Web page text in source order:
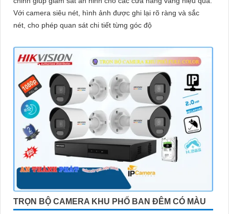
Với camera siêu nét, hình ảnh được ghi lại rõ ràng và sắc
nét, cho phép quan sát chi tiết từng góc độ
TRỌN BỘ CAMERA KHU PHỐ BAN ĐÊM CÓ MÀU